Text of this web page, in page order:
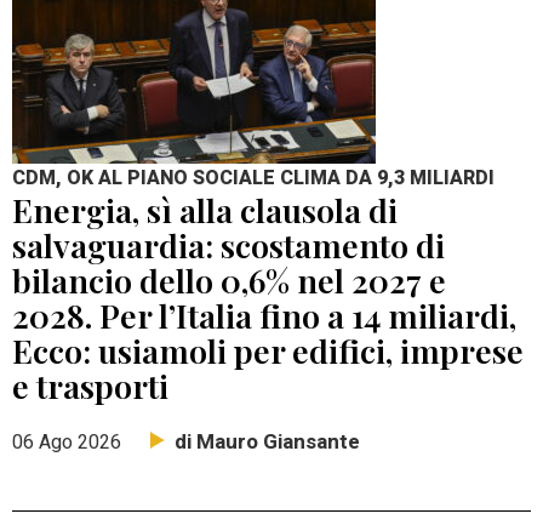
CDM, OK AL PIANO SOCIALE CLIMA DA 9,3 MILIARDI
Energia, sì alla clausola di
salvaguardia: scostamento di
bilancio dello 0,6% nel 2027 e
2028. Per l’Italia fino a 14 miliardi,
Ecco: usiamoli per edifici, imprese
e trasporti
06 Ago 2026 di Mauro Giansante